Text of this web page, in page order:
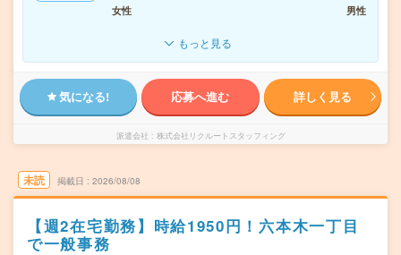
女性
男性
もっと見る
気になる! 応募へ進む 詳しく見る
派遣会社 株式会社リクルートスタッフィング
未読 掲載日 2026/08/08
【週2在宅勤務】時給1950円！六本木一丁目
で一般事務